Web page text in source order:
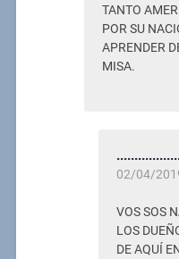
TANTO
POR SU
APRENDER
MISA.
02/04/
VOS SOS
LOS
DE AQUÍ